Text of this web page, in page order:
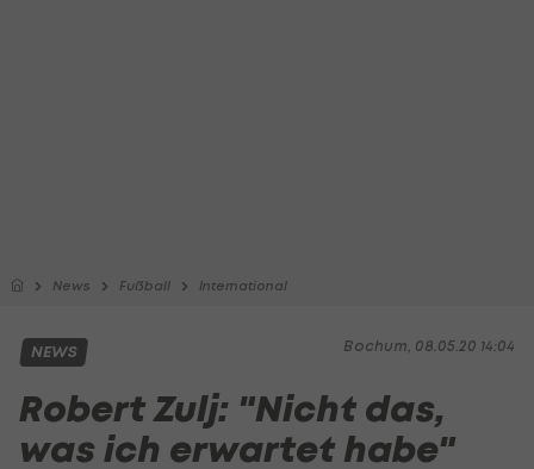
News Fußball International
Bochum, 08.05.20 14:04
NEWS
Robert Zulj: "Nicht das,
was ich erwartet habe"